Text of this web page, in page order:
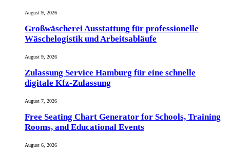
August 9, 2026
Großwäscherei Ausstattung für professionelle
Wäschelogistik und Arbeitsabläufe
August 9, 2026
Zulassung Service Hamburg für eine schnelle
digitale Kfz-Zulassung
August 7, 2026
Free Seating Chart Generator for Schools, Training
Rooms, and Educational Events
August 6, 2026